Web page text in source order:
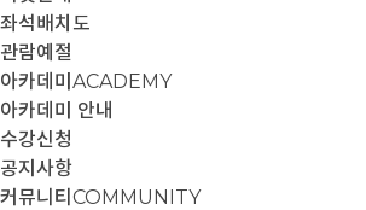
좌석배치도
관람예절
아카데미 ACADEMY
아카데미 안내
수강신청
공지사항
커뮤니티 COMMUNITY